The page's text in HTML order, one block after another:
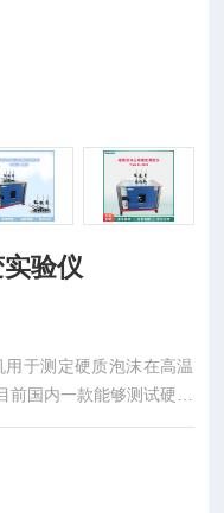
验仪
于测定硬质泡沫在高温
国内一款能够测试硬质
符合标准DIN-53424、G
表，使测量值更精确；
内